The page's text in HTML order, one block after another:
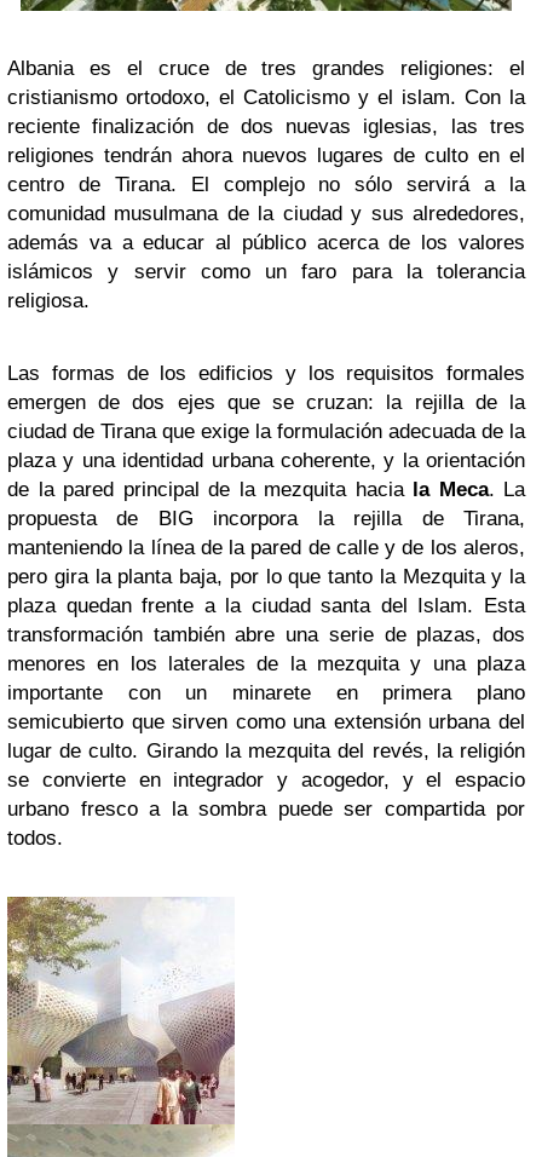
Albania es el cruce de tres grandes religiones: el
cristianismo ortodoxo, el Catolicismo y el islam. Con la
reciente finalización de dos nuevas iglesias, las tres
religiones tendrán ahora nuevos lugares de culto en el
centro de Tirana. El complejo no sólo servirá a la
comunidad musulmana de la ciudad y sus alrededores,
además va a educar al público acerca de los valores
islámicos y servir como un faro para la tolerancia
religiosa.
Las formas de los edificios y los requisitos formales
emergen de dos ejes que se cruzan: la rejilla de la
ciudad de Tirana que exige la formulación adecuada de la
plaza y una identidad urbana coherente, y la orientación
de la pared principal de la mezquita hacia la Meca. La
propuesta de BIG incorpora la rejilla de Tirana,
manteniendo la línea de la pared de calle y de los aleros,
pero gira la planta baja, por lo que tanto la Mezquita y la
plaza quedan frente a la ciudad santa del Islam. Esta
transformación también abre una serie de plazas, dos
menores en los laterales de la mezquita y una plaza
importante con un minarete en primera plano
semicubierto que sirven como una extensión urbana del
lugar de culto. Girando la mezquita del revés, la religión
se convierte en integrador y acogedor, y el espacio
urbano fresco a la sombra puede ser compartida por
todos.